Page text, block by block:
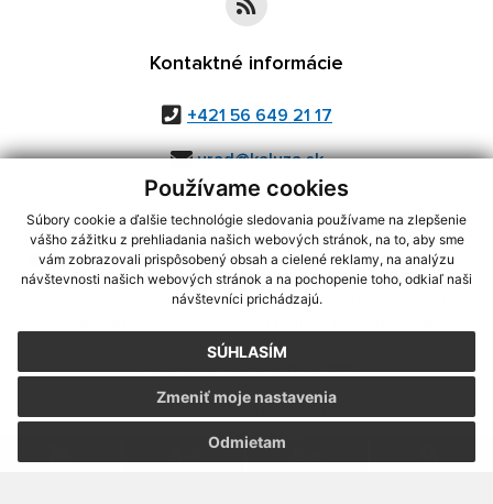
Používame cookies
Súbory cookie a ďalšie technológie sledovania používame na zlepšenie
vášho zážitku z prehliadania našich webových stránok, na to, aby sme
vám zobrazovali prispôsobený obsah a cielené reklamy, na analýzu
návštevnosti našich webových stránok a na pochopenie toho, odkiaľ naši
návštevníci prichádzajú.
SÚHLASÍM
Odmietam
Zmeniť moje nastavenia
Kontaktné informácie
+421 56 649 21 17
urad@kaluza.sk
využite možnosť získavania aktuálnych informácií s využitím RSS
CMS systém (redakčný) systém ECHELON 2,Mapa stránok,web portál
webex.digital, s.r.o.,domény,registrácia domény
Posledná aktualizácia:10.08.2026
Vytlačiť stránku|Vyhlásenie o prístupnosti